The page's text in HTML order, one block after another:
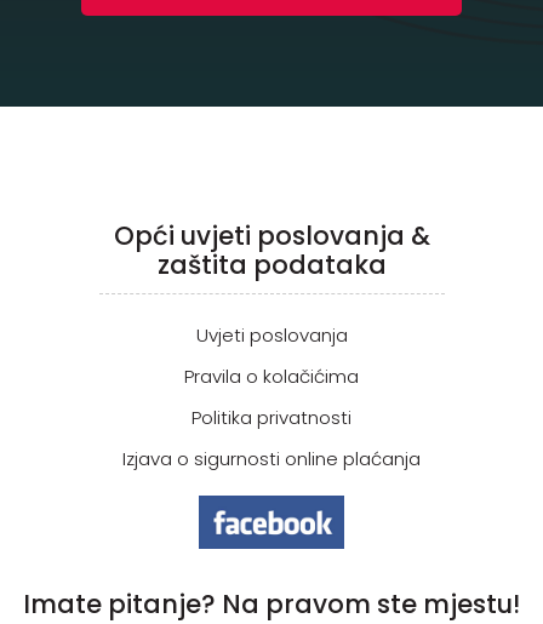
Opći uvjeti poslovanja &
zaštita podataka
Uvjeti poslovanja
Pravila o kolačićima
Politika privatnosti
Izjava o sigurnosti online plaćanja
Imate pitanje? Na pravom ste mjestu!